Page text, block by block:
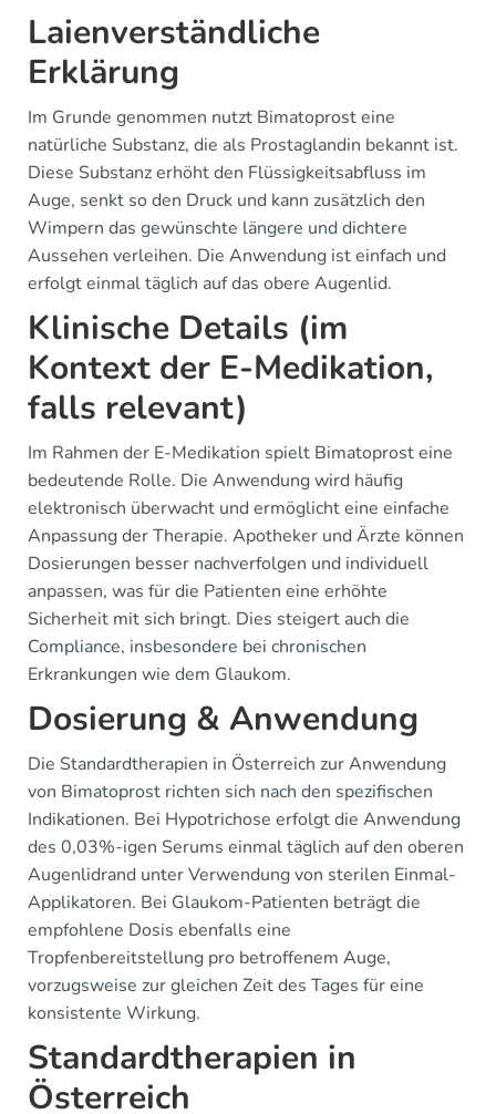
Laienverständliche
Erklärung
Im Grunde genommen nutzt Bimatoprost eine
natürliche Substanz, die als Prostaglandin bekannt ist.
Diese Substanz erhöht den Flüssigkeitsabfluss im
Auge, senkt so den Druck und kann zusätzlich den
Wimpern das gewünschte längere und dichtere
Aussehen verleihen. Die Anwendung ist einfach und
erfolgt einmal täglich auf das obere Augenlid.
Klinische Details (im
Kontext der E-Medikation,
falls relevant)
Im Rahmen der E-Medikation spielt Bimatoprost eine
bedeutende Rolle. Die Anwendung wird häufig
elektronisch überwacht und ermöglicht eine einfache
Anpassung der Therapie. Apotheker und Ärzte können
Dosierungen besser nachverfolgen und individuell
anpassen, was für die Patienten eine erhöhte
Sicherheit mit sich bringt. Dies steigert auch die
Compliance, insbesondere bei chronischen
Erkrankungen wie dem Glaukom.
Dosierung & Anwendung
Die Standardtherapien in Österreich zur Anwendung
von Bimatoprost richten sich nach den spezifischen
Indikationen. Bei Hypotrichose erfolgt die Anwendung
des 0,03%-igen Serums einmal täglich auf den oberen
Augenlidrand unter Verwendung von sterilen Einmal-
Applikatoren. Bei Glaukom-Patienten beträgt die
empfohlene Dosis ebenfalls eine
Tropfenbereitstellung pro betroffenem Auge,
vorzugsweise zur gleichen Zeit des Tages für eine
konsistente Wirkung.
Standardtherapien in
Österreich